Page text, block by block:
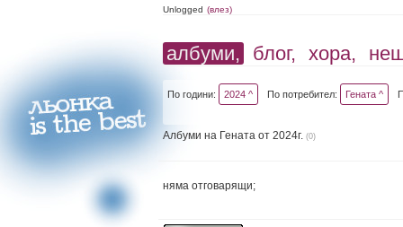
Unlogged (влез)
албуми, блог, хора,
По години: 2024 ^ По потребител: Гената ^
Албуми на Гената от 2024г. (0)
няма отговарящи;